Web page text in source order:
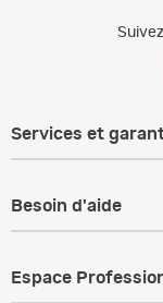
Services et
Besoin d'aide
Espace